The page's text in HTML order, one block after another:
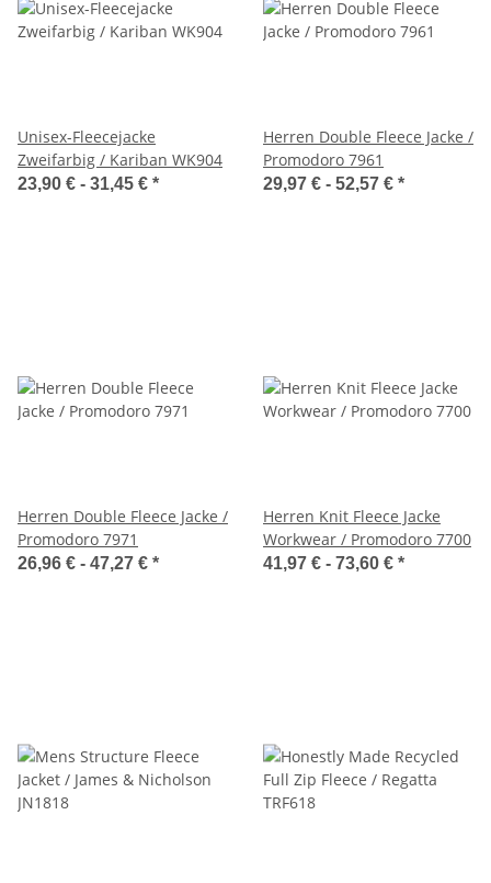
Unisex-Fleecejacke
Zweifarbig / Kariban WK904
23,90 € - 31,45 € *
Herren Double Fleece Jacke /
Promodoro 7961
29,97 € - 52,57 € *
Herren Double Fleece Jacke /
Promodoro 7971
26,96 € - 47,27 € *
Herren Knit Fleece Jacke
Workwear / Promodoro 7700
41,97 € - 73,60 € *